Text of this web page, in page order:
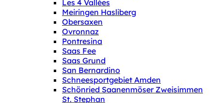
Les 4 Vallées
Meiringen Hasliberg
Obersaxen
Ovronnaz
Pontresina
Saas Fee
Saas Grund
San Bernardino
Schneesportgebiet Amden
Schönried Saanenmöser Zweisimmen
St. Stephan